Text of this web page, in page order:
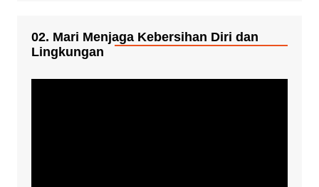
02. Mari Menjaga Kebersihan Diri dan
Lingkungan